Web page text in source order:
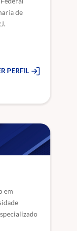
de
PERFIL
em